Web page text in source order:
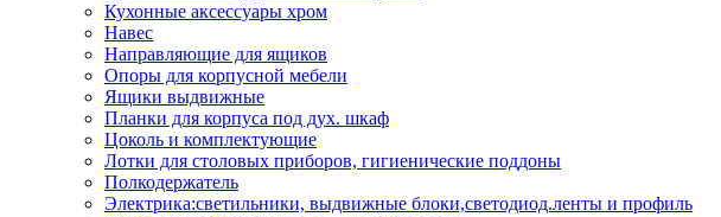
Кухонные аксессуары хром
Навес
Направляющие для ящиков
Опоры для корпусной мебели
Ящики выдвижные
Планки для корпуса под дух. шкаф
Цоколь и комплектующие
Лотки для столовых приборов, гигиенические поддоны
Полкодержатель
Электрика:светильники, выдвижные блоки,светодиод.ленты и профиль